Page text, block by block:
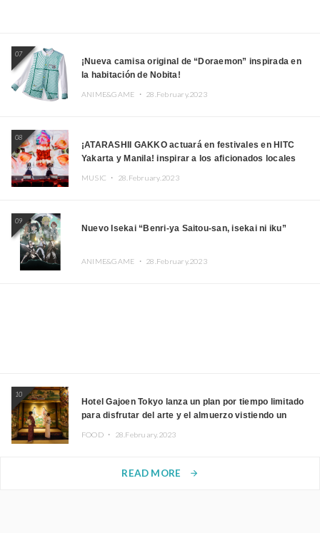
07
¡Nueva camisa original de “Doraemon” inspirada en
la habitación de Nobita!
ANIME&GAME ・ 28.February.2023
08
¡ATARASHII GAKKO actuará en festivales en HITC
Yakarta y Manila! inspirar a los aficionados locales
MUSIC ・ 28.February.2023
09
Nuevo Isekai “Benri-ya Saitou-san, isekai ni iku”
ANIME&GAME ・ 28.February.2023
10
Hotel Gajoen Tokyo lanza un plan por tiempo limitado
para disfrutar del arte y el almuerzo vistiendo un
FOOD ・ 28.February.2023
READ MORE arrow_forward